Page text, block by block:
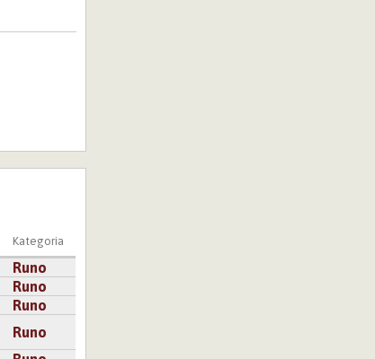
Kategoria
Runo
Runo
Runo
Runo